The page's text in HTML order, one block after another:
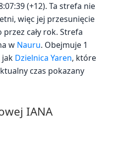
(+12). Ta strefa nie
więc jej przesunięcie
cały rok. Strefa
w Nauru. Obejmuje 1
jak Dzielnica Yaren, które
czas pokazany
IANA